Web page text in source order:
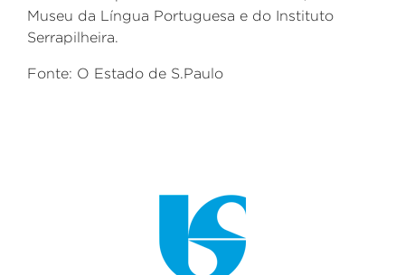
Museu da Língua Portuguesa e do Instituto
Serrapilheira.
Fonte: O Estado de S.Paulo